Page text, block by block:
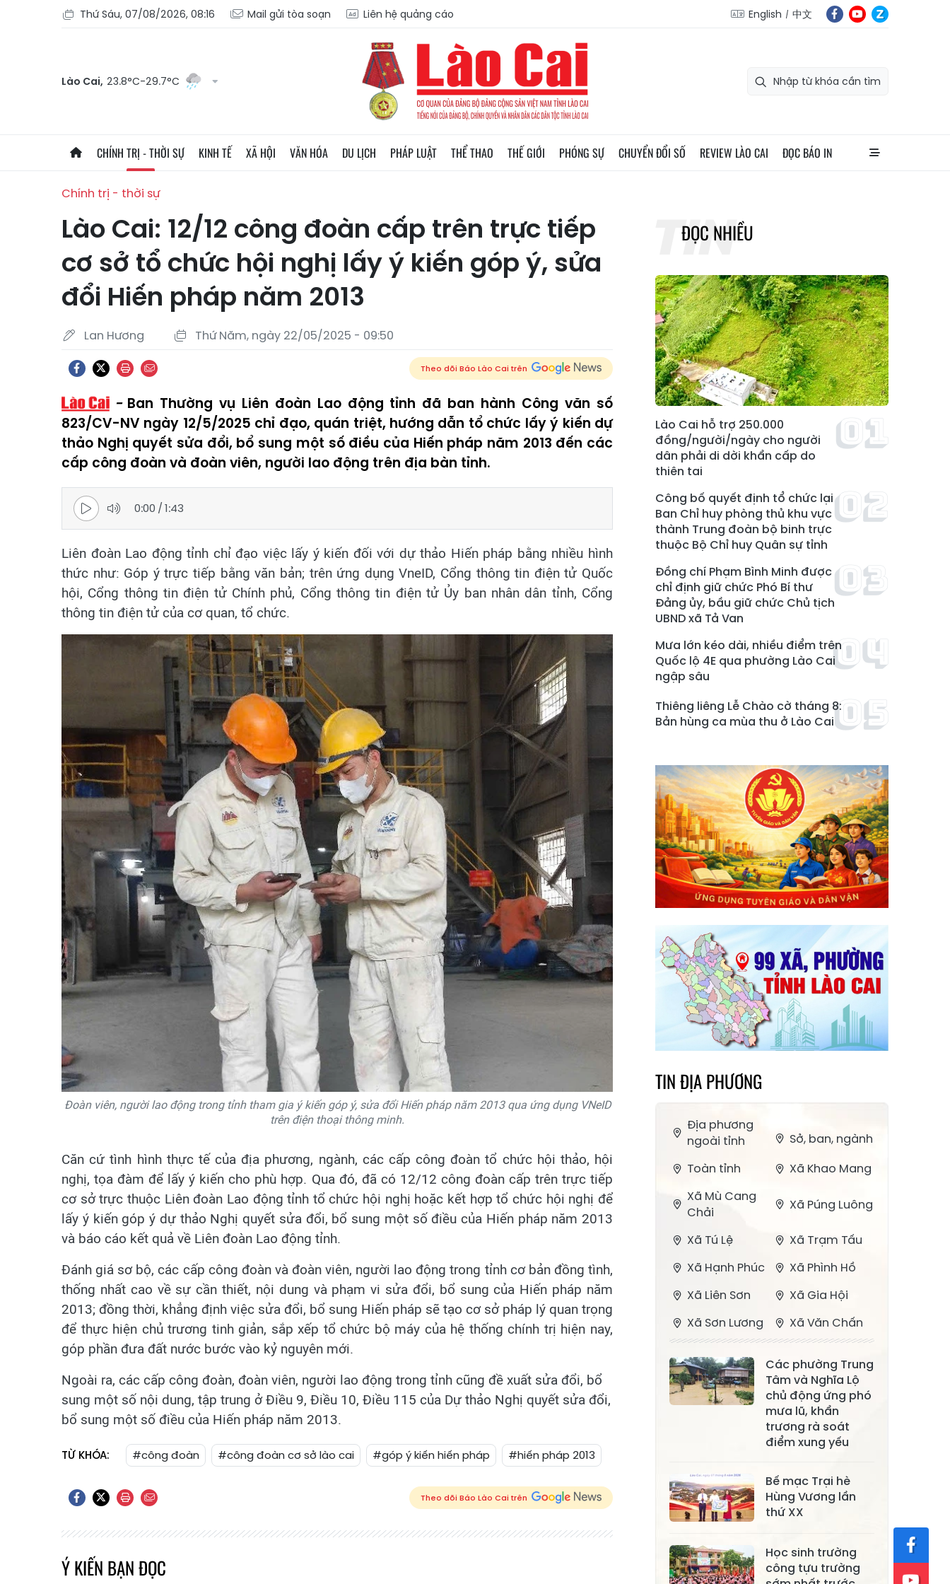
Thứ Sáu, 07/08/2026, 08:16 Mail gửi tòa soạn Liên hệ quảng cáo English 中文
Lào Cai, 23.8°C-29.7°C
CHÍNH TRỊ - THỜI SỰ KINH TẾ XÃ HỘI VĂN HÓA DU LỊCH PHÁP LUẬT THỂ THAO THẾ GIỚI PHÓNG SỰ CHUYỂN ĐỔI SỐ REVIEW LÀO CAI ĐỌC BÁO IN
Chính trị - thời sự
Lào Cai: 12/12 công đoàn cấp trên trực tiếp
cơ sở tổ chức hội nghị lấy ý kiến góp ý, sửa
đổi Hiến pháp năm 2013
Lan Hương Thứ Năm, ngày 22/05/2025 - 09:50
Theo dõi Báo Lào Cai trên
Ban Thường vụ Liên đoàn Lao động tỉnh đã ban hành Công văn số
823/CV-NV ngày 12/5/2025 chỉ đạo, quán triệt, hướng dẫn tổ chức lấy ý kiến dự
thảo Nghị quyết sửa đổi, bổ sung một số điều của Hiến pháp năm 2013 đến các
cấp công đoàn và đoàn viên, người lao động trên địa bàn tỉnh.
0:00 /1:43
Liên đoàn Lao động tỉnh chỉ đạo việc lấy ý kiến đối với dự thảo Hiến pháp bằng nhiều hình
thức như: Góp ý trực tiếp bằng văn bản; trên ứng dụng VneID, Cổng thông tin điện tử Quốc
hội, Cổng thông tin điện tử Chính phủ, Cổng thông tin điện tử Ủy ban nhân dân tỉnh, Cổng
thông tin điện tử của cơ quan, tổ chức.
Đoàn viên, người lao động trong tỉnh tham gia ý kiến góp ý, sửa đổi Hiến pháp năm 2013 qua ứng dụng VNeID
trên điện thoại thông minh.
Căn cứ tình hình thực tế của địa phương, ngành, các cấp công đoàn tổ chức hội thảo, hội
nghị, tọa đàm để lấy ý kiến cho phù hợp. Qua đó, đã có 12/12 công đoàn cấp trên trực tiếp
cơ sở trực thuộc Liên đoàn Lao động tỉnh tổ chức hội nghị hoặc kết hợp tổ chức hội nghị để
lấy ý kiến góp ý dự thảo Nghị quyết sửa đổi, bổ sung một số điều của Hiến pháp năm 2013
và báo cáo kết quả về Liên đoàn Lao động tỉnh.
Đánh giá sơ bộ, các cấp công đoàn và đoàn viên, người lao động trong tỉnh cơ bản đồng tình,
thống nhất cao về sự cần thiết, nội dung và phạm vi sửa đổi, bổ sung của Hiến pháp năm
2013; đồng thời, khẳng định việc sửa đổi, bổ sung Hiến pháp sẽ tạo cơ sở pháp lý quan trọng
để thực hiện chủ trương tinh giản, sắp xếp tổ chức bộ máy của hệ thống chính trị hiện nay,
góp phần đưa đất nước bước vào kỷ nguyên mới.
Ngoài ra, các cấp công đoàn, đoàn viên, người lao động trong tỉnh cũng đề xuất sửa đổi, bổ
sung một số nội dung, tập trung ở Điều 9, Điều 10, Điều 115 của Dự thảo Nghị quyết sửa đổi,
bổ sung một số điều của Hiến pháp năm 2013.
TỪ KHÓA: #công đoàn #công đoàn cơ sở lào cai #góp ý kiến hiến pháp #hiến pháp 2013
Theo dõi Báo Lào Cai trên
Ý KIẾN BẠN ĐỌC
ĐỌC NHIỀU
Lào Cai hỗ trợ 250.000
đồng/người/ngày cho người
dân phải di dời khẩn cấp do
thiên tai
Công bố quyết định tổ chức lại
Ban Chỉ huy phòng thủ khu vực
thành Trung đoàn bộ binh trực
thuộc Bộ Chỉ huy Quân sự tỉnh
Đồng chí Phạm Bình Minh được
chỉ định giữ chức Phó Bí thư
Đảng ủy, bầu giữ chức Chủ tịch
UBND xã Tả Van
Mưa lớn kéo dài, nhiều điểm trên
Quốc lộ 4E qua phường Lào Cai
ngập sâu
Thiêng liêng Lễ Chào cờ tháng 8:
Bản hùng ca mùa thu ở Lào Cai
TIN ĐỊA PHƯƠNG
Địa phương
ngoài tỉnh
Sở, ban, ngành
Toàn tỉnh
Xã Khao Mang
Xã Mù Cang
Chải
Xã Púng Luông
Xã Tú Lệ
Xã Trạm Tấu
Xã Hạnh Phúc
Xã Phình Hồ
Xã Liên Sơn
Xã Gia Hội
Xã Sơn Lương
Xã Văn Chấn
Bằng La
Xã Chấn Thịnh
Xã Nghĩa Tâm
Xã Phong Dụ
Hạ
Xã Lâm Giang
Cuông
Xã Tân Hợp
Xã Mậu A Xã Xuân Ái
Xã Mỏ Vàng
Thượng
Các phường Trung
Tâm và Nghĩa Lộ
chủ động ứng phó
mưa lũ, khẩn
trương rà soát
điểm xung yếu
Bế mạc Trại hè
Hùng Vương lần
thứ XX
Học sinh trường
công tựu trường